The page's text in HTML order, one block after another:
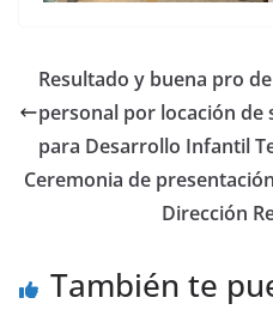
Resultado y buena pro
personal por locación de
para Desarrollo Infantil
Ceremonia de
Dirección
También te